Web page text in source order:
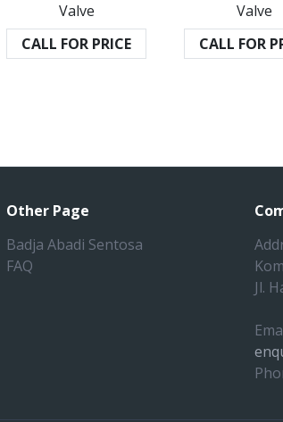
Valve
CALL FOR PRICE
Valve
CALL FOR
Other Page
Badja Abadi Sentosa
FAQ
Jl.